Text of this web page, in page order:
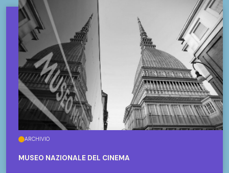
ARCHIVIO
MUSEO NAZIONALE DEL CINEMA